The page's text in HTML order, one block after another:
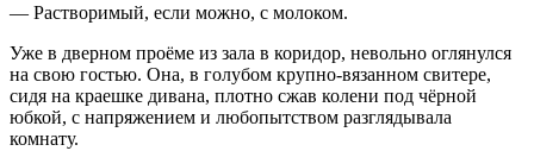
— Растворимый, если можно, с молоком.
Уже в дверном проёме из зала в коридор, невольно оглянулся
на свою гостью. Она, в голубом крупно-вязанном свитере,
сидя на краешке дивана, плотно сжав колени под чёрной
юбкой, с напряжением и любопытством разглядывала
комнату.